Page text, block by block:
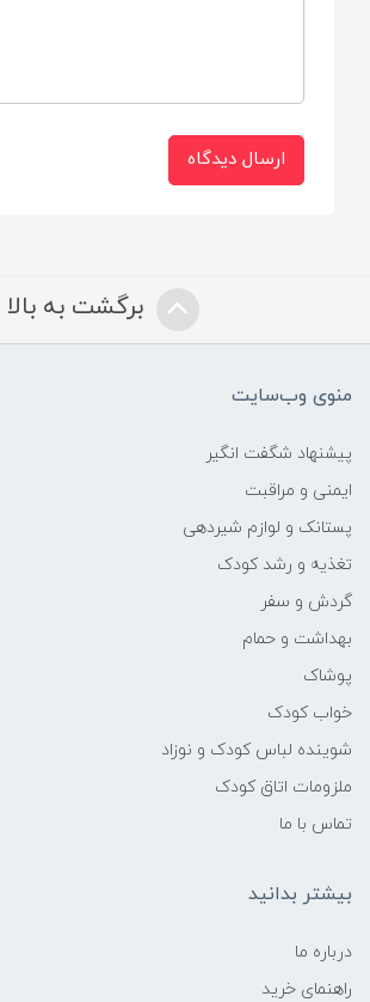
طراحی اسپانیا -- ساخت چین
باند Wifi
802.11 a/b/g/n protocols on the
frequency (not compatible with
5GHz)
وضوح تصویر
ارسال دیدگاه
برگشت به بالا
منوی وب‌سایت
پیشنهاد شگفت انگیر
ایمنی و مراقبت
پستانک و لوازم شیردهی
تغذیه و رشد کودک
گردش و سفر
بهداشت و حمام
پوشاک
خواب کودک
شوینده لباس کودک و نوزاد
ملزومات اتاق کودک
تماس با ما
بیشتر بدانید
درباره ما
راهنمای خرید